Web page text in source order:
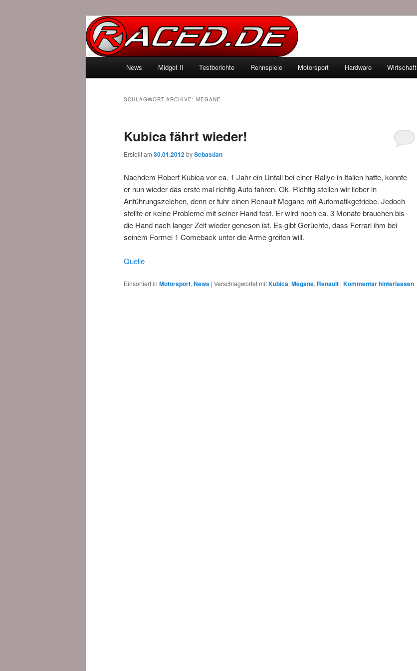
Raced.de
Zum Inhalt wechseln
Zum sekundären Inhalt wechseln
News Midget II Testberichte Rennspiele Motorsport Hardware Wirtschaft
SCHLAGWORT-ARCHIVE: MEGANE
Kubica fährt wieder!
Erstellt am 30.01.2012bySebastian
Nachdem Robert Kubica vor ca. 1 Jahr ein Unfall bei einer Rallye in Italien hatte, konnte
er nun wieder das erste mal richtig Auto fahren. Ok, Richtig stellen wir lieber in
Anführungszeichen, denn er fuhr einen Renault Megane mit Automatikgetriebe. Jedoch
stellte er keine Probleme mit seiner Hand fest. Er wird noch ca. 3 Monate brauchen bis
die Hand nach langer Zeit wieder genesen ist. Es gibt Gerüchte, dass Ferrari ihm bei
seinem Formel 1 Comeback unter die Arme greifen will.
Quelle
Einsortiert in Motorsport, News | Verschlagwortet mitKubica, Megane, Renault | Kommentar hinterlassen